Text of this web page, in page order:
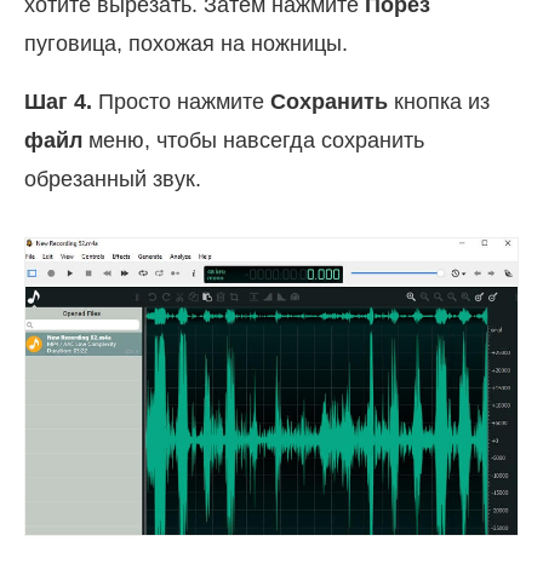
хотите вырезать. Затем нажмите Порез
пуговица, похожая на ножницы.
Шаг 4. Просто нажмите Сохранить кнопка из
файл меню, чтобы навсегда сохранить
обрезанный звук.